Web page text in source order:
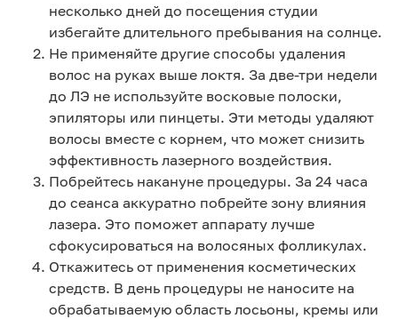
несколько дней до посещения студии
избегайте длительного пребывания на солнце.
Не применяйте другие способы удаления
волос на руках выше локтя. За две-три недели
до ЛЭ не используйте восковые полоски,
эпиляторы или пинцеты. Эти методы удаляют
волосы вместе с корнем, что может снизить
эффективность лазерного воздействия.
Побрейтесь накануне процедуры. За 24 часа
до сеанса аккуратно побрейте зону влияния
лазера. Это поможет аппарату лучше
сфокусироваться на волосяных фолликулах.
Откажитесь от применения косметических
средств. В день процедуры не наносите на
обрабатываемую область лосьоны, кремы или